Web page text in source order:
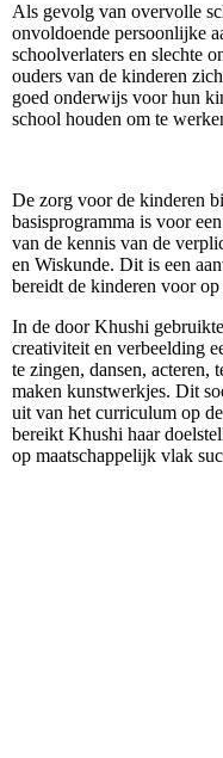
Als gevolg van overvolle
onvoldoende persoonlijke
schoolverlaters en slechte
ouders van de kinderen
goed onderwijs voor hun
school houden om te
De zorg voor de kinderen
basisprogramma is voor
van de kennis van de
en Wiskunde. Dit is een
bereidt de kinderen voor
In de door Khushi
creativiteit en verbeelding
te zingen, dansen, acteren,
maken kunstwerkjes. Dit
uit van het curriculum op
bereikt Khushi haar
op maatschappelijk vlak